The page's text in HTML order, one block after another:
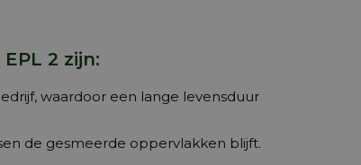
2 zijn:
waardoor een lange levensduur
de gesmeerde oppervlakken blijft.